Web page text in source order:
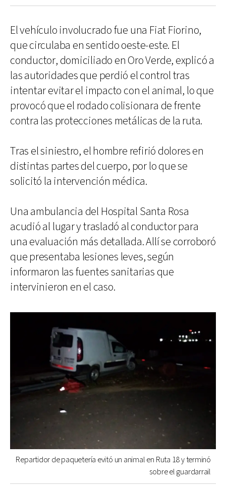
El vehículo involucrado fue una Fiat Fiorino,
que circulaba en sentido oeste-este. El
conductor, domiciliado en Oro Verde, explicó a
las autoridades que perdió el control tras
intentar evitar el impacto con el animal, lo que
provocó que el rodado colisionara de frente
contra las protecciones metálicas de la ruta.
Tras el siniestro, el hombre refirió dolores en
distintas partes del cuerpo, por lo que se
solicitó la intervención médica.
Una ambulancia del Hospital Santa Rosa
acudió al lugar y trasladó al conductor para
una evaluación más detallada. Allí se corroboró
que presentaba lesiones leves, según
informaron las fuentes sanitarias que
intervinieron en el caso.
Repartidor de paquetería evitó un animal en Ruta 18 y terminó
sobre el guardarrail